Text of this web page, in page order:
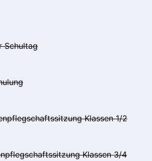
Schultag
Klassen 1/2
Klassen 3/4